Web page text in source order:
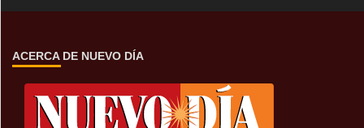
ACERCA DE NUEVO DÍA